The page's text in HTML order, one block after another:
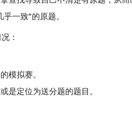
一致”的原题。
：
模拟赛。
是定位为送分题的题目。